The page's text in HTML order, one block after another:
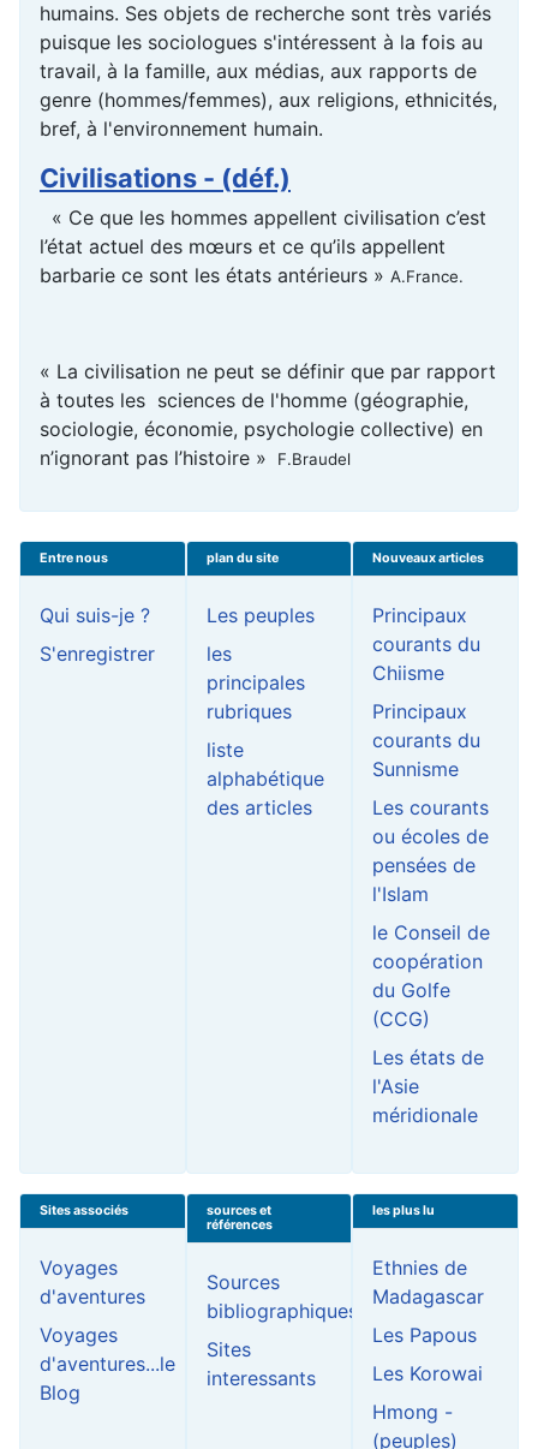
humains. Ses objets de recherche sont très variés
puisque les sociologues s'intéressent à la fois au
travail, à la famille, aux médias, aux rapports de
genre (hommes/femmes), aux religions, ethnicités,
bref, à l'environnement humain.
Civilisations - (déf.)
« Ce que les hommes appellent civilisation c’est
l’état actuel des mœurs et ce qu’ils appellent
barbarie ce sont les états antérieurs » A.France.
« La civilisation ne peut se définir que par rapport
à toutes les sciences de l'homme (géographie,
sociologie, économie, psychologie collective) en
n’ignorant pas l’histoire »
F.Braudel
Entre nous
Qui suis-je ?
S'enregistrer
plan du site
Les peuples
les
principales
rubriques
liste
alphabétique
des articles
Nouveaux articles
Principaux
courants du
Chiisme
Principaux
courants du
Sunnisme
Les courants
ou écoles de
pensées de
l'Islam
le Conseil de
coopération
du Golfe
(CCG)
Les états de
l'Asie
méridionale
Sites associés
Voyages
d'aventures
Voyages
d'aventures...le
Blog
sources et
références
Sources
bibliographiques
Sites
interessants
les plus lu
Ethnies de
Madagascar
Les Papous
Les Korowai
Hmong -
(peuples)